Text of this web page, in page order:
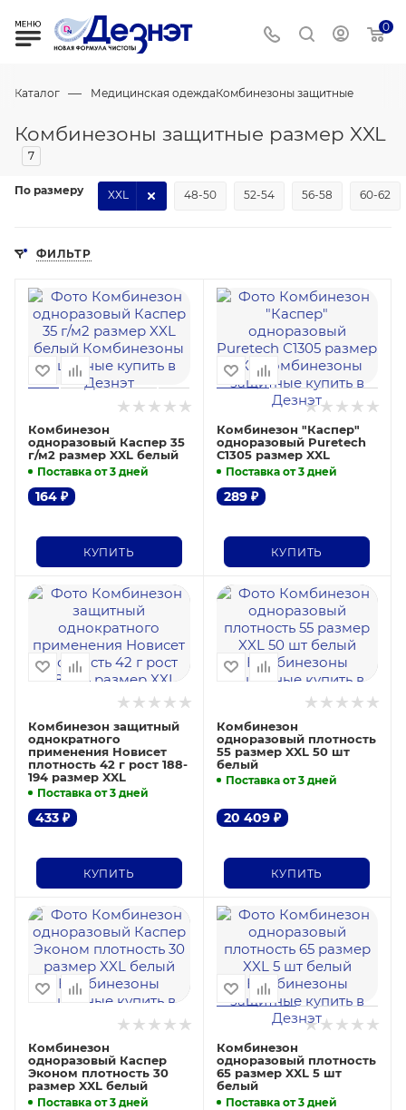
0
Каталог — Медицинская одеждаКомбинезоны защитные
Комбинезоны защитные размер XXL
7
По размеру 48-50 52-54 56-58 60-62
XXL
ФИЛЬТР
Комбинезон
одноразовый Каспер 35
г/м2 размер XXL белый
Поставка от 3 дней
164 ₽
КУПИТЬ
Комбинезон "Каспер"
одноразовый Puretech
С1305 размер XXL
Поставка от 3 дней
289₽
КУПИТЬ
Комбинезон защитный
однократного
применения Новисет
плотность 42 г рост 188-
194 размер XXL
Поставка от 3 дней
433 ₽
КУПИТЬ
Комбинезон
одноразовый плотность
55 размер XXL 50 шт
белый
Поставка от 3 дней
20 409₽
КУПИТЬ
Комбинезон
одноразовый Каспер
Эконом плотность 30
размер XXL белый
Поставка от 3 дней
Комбинезон
одноразовый плотность
65 размер XXL 5 шт
белый
Поставка от 3 дней